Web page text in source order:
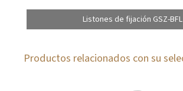
Listones de fijación GSZ-BFL
Productos relacionados con su